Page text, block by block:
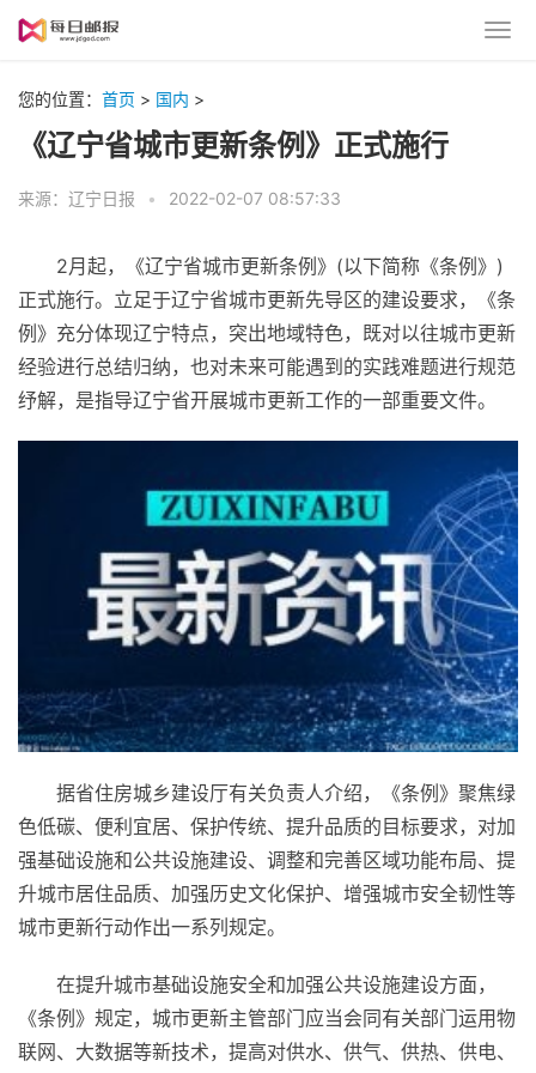
您的位置： 首页 > 国内 >
《辽宁省城市更新条例》正式施行
来源：辽宁日报 • 2022-02-07 08:57:33
2月起，《辽宁省城市更新条例》(以下简称《条例》)
正式施行。立足于辽宁省城市更新先导区的建设要求，《条
例》充分体现辽宁特点，突出地域特色，既对以往城市更新
经验进行总结归纳，也对未来可能遇到的实践难题进行规范
纾解，是指导辽宁省开展城市更新工作的一部重要文件。
据省住房城乡建设厅有关负责人介绍，《条例》聚焦绿
色低碳、便利宜居、保护传统、提升品质的目标要求，对加
强基础设施和公共设施建设、调整和完善区域功能布局、提
升城市居住品质、加强历史文化保护、增强城市安全韧性等
城市更新行动作出一系列规定。
在提升城市基础设施安全和加强公共设施建设方面，
《条例》规定，城市更新主管部门应当会同有关部门运用物
联网、大数据等新技术，提高对供水、供气、供热、供电、